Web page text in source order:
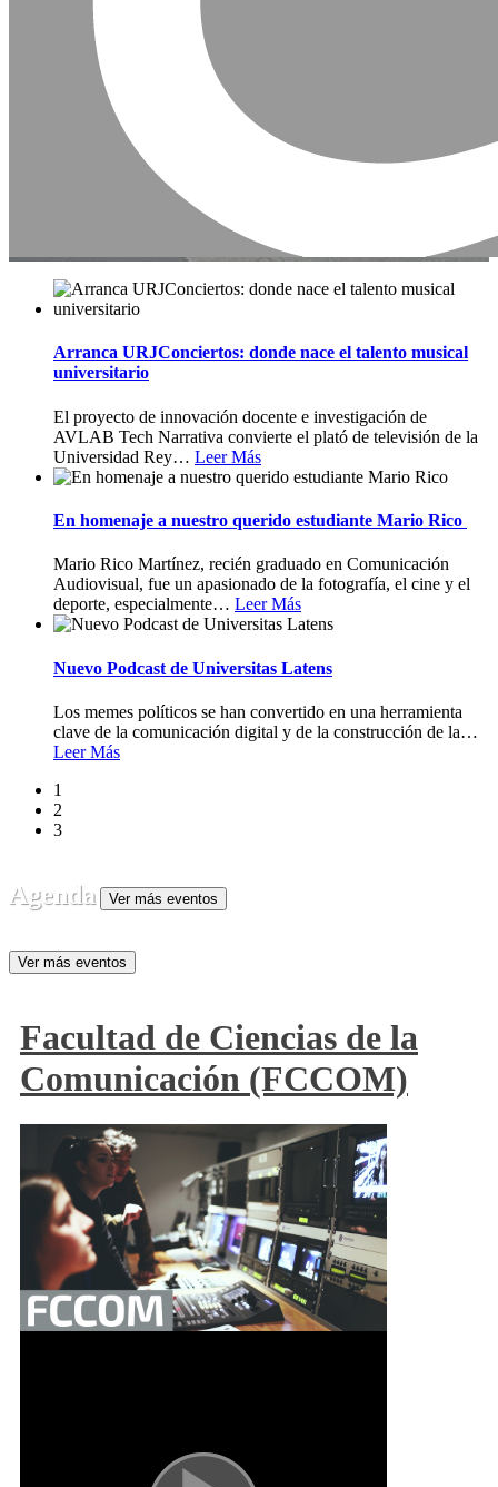
Arranca URJConciertos: donde nace el talento musical
universitario
El proyecto de innovación docente e investigación de
AVLAB Tech Narrativa convierte el plató de televisión de la
Universidad Rey… Leer Más
En homenaje a nuestro querido estudiante Mario Rico
Mario Rico Martínez, recién graduado en Comunicación
Audiovisual, fue un apasionado de la fotografía, el cine y el
deporte, especialmente… Leer Más
Nuevo Podcast de Universitas Latens
Los memes políticos se han convertido en una herramienta
clave de la comunicación digital y de la construcción de la…
Leer Más
1
2
3
Agenda Ver más eventos
Ver más eventos
Facultad de Ciencias de la
Comunicación (FCCOM)